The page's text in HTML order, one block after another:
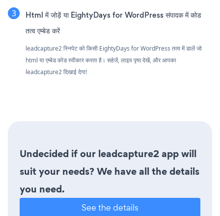
Html में जोड़ें या EightyDays for WordPress संपादक में कोड
तत्व एम्बेड करें
leadcapture2 स्निपेट को किसी EightyDays for WordPress तत्व में डालें जो
html या एम्बेड कोड स्वीकार करता है। सहेजें, लाइव पृष्ठ देखें, और आपका
leadcapture2 दिखाई देगा!
Undecided if our leadcapture2 app will
suit your needs? We have all the details
you need.
See the details